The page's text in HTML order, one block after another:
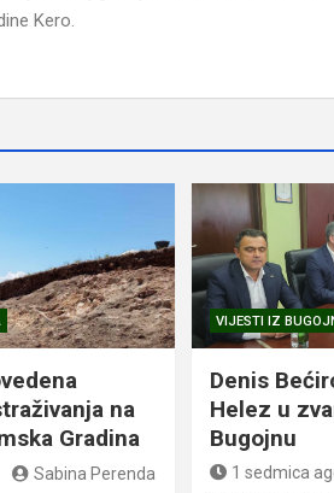
Kero.
na
Gradina
Sabina Perenda
VIJESTI IZ
Denis
Helez u
Bugojnu
1 sedmica